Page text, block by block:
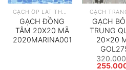
GẠCH ỐP LÁT THEO HÃNG
GẠCH ĐỒNG
TÂM 20X20 MÃ
2020MARINA001
GẠCH
GẠCH
TRUNG
20×20
320.000
Giá